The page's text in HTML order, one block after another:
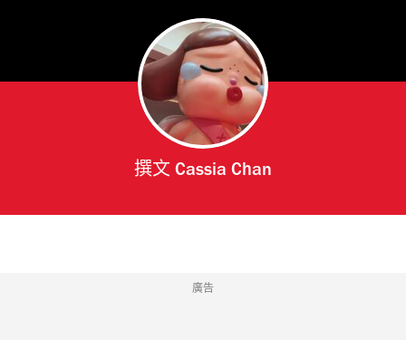
撰文 Cassia Chan
廣告